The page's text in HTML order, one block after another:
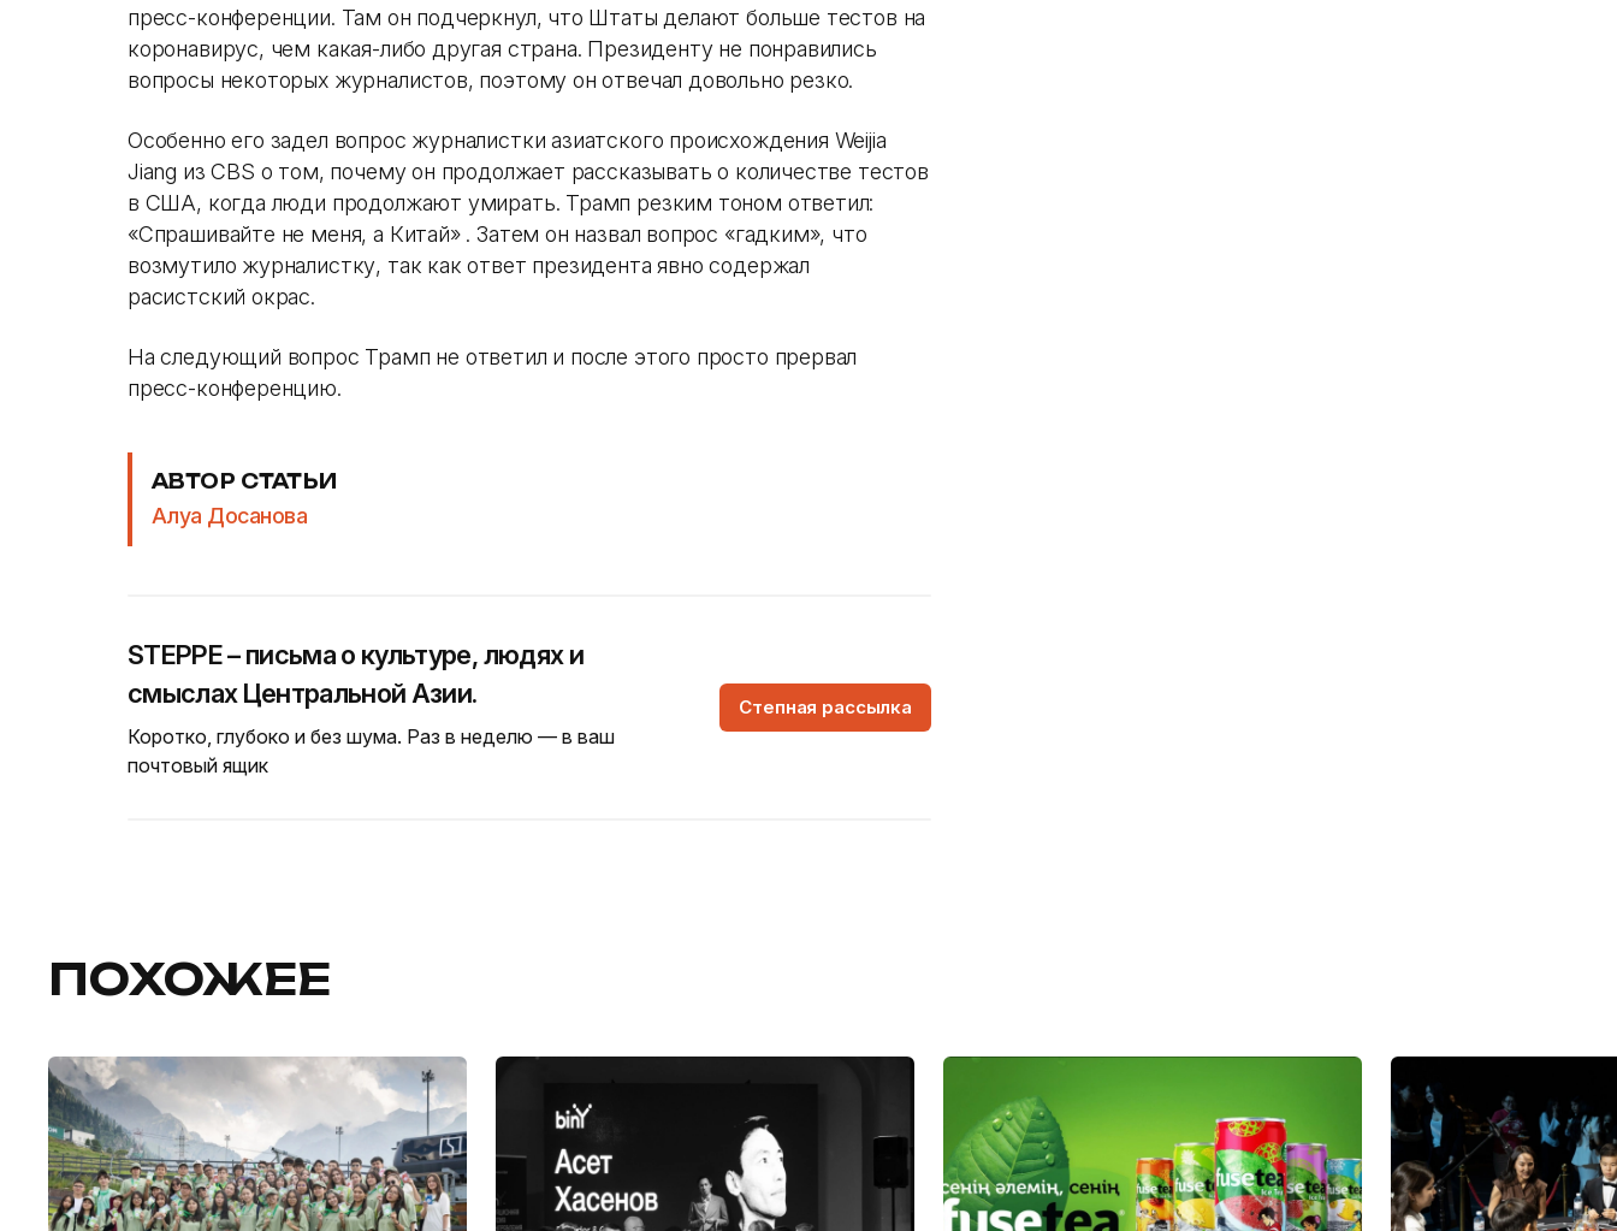
пресс-конференции. Там он подчеркнул, что Штаты делают больше тестов на
коронавирус, чем какая-либо другая страна. Президенту не понравились
вопросы некоторых журналистов, поэтому он отвечал довольно резко.
Особенно его задел вопрос журналистки азиатского происхождения Weijia
Jiang из CBS о том, почему он продолжает рассказывать о количестве тестов
в США, когда люди продолжают умирать. Трамп резким тоном ответил:
«Спрашивайте не меня, а Китай» . Затем он назвал вопрос «гадким», что
возмутило журналистку, так как ответ президента явно содержал
расистский окрас.
На следующий вопрос Трамп не ответил и после этого просто прервал
пресс-конференцию.
АВТОР СТАТЬИ
Алуа Досанова
STEPPE – письма о культуре, людях и
смыслах Центральной Азии.
Коротко, глубоко и без шума. Раз в неделю — в ваш
почтовый ящик
Степная рассылка
ПОХОЖЕЕ